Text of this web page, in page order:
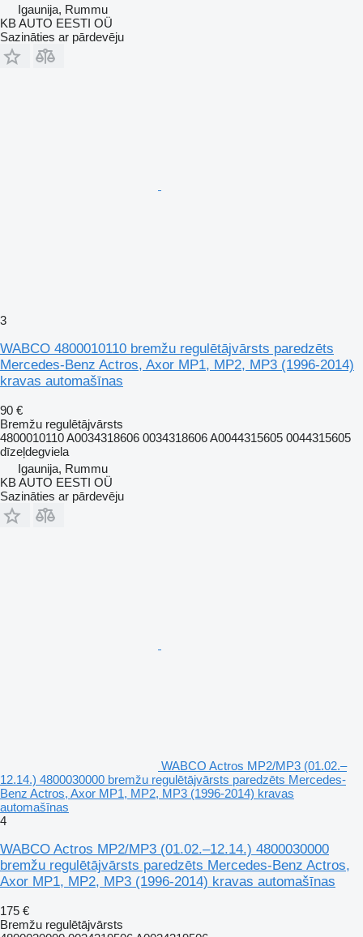
Igaunija, Rummu
KB AUTO EESTI OÜ
Sazināties ar pārdevēju
3
WABCO 4800010110 bremžu regulētājvārsts paredzēts
Mercedes-Benz Actros, Axor MP1, MP2, MP3 (1996-2014)
kravas automašīnas
90 €
Bremžu regulētājvārsts
4800010110 A0034318606 0034318606 A0044315605 0044315605
dīzeļdegviela
Igaunija, Rummu
KB AUTO EESTI OÜ
Sazināties ar pārdevēju
WABCO Actros MP2/MP3 (01.02.–
12.14.) 4800030000 bremžu regulētājvārsts paredzēts Mercedes-
Benz Actros, Axor MP1, MP2, MP3 (1996-2014) kravas
automašīnas
4
WABCO Actros MP2/MP3 (01.02.–12.14.) 4800030000
bremžu regulētājvārsts paredzēts Mercedes-Benz Actros,
Axor MP1, MP2, MP3 (1996-2014) kravas automašīnas
175 €
Bremžu regulētājvārsts